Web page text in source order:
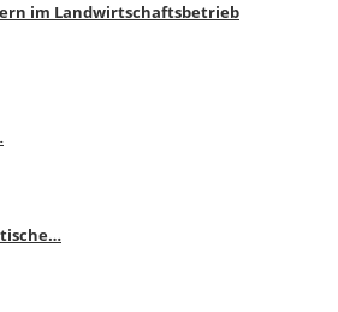
im Landwirtschaftsbetrieb